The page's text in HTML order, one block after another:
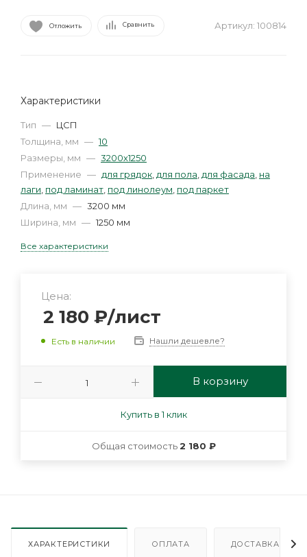
Отложить Сравнить Артикул: 100814
Характеристики
Тип — ЦСП
Толщина, мм — 10
Размеры, мм — 3200х1250
Применение — для грядок для пола для фасада на
лаги под ламинат под линолеум под паркет
Длина, мм — 3200 мм
Ширина, мм — 1250 мм
Все характеристики
Цена:
2 180 ₽/лист
Есть в наличии Нашли дешевле?
В корзину
Купить в 1 клик
Общая стоимость2 180 ₽
ХАРАКТЕРИСТИКИ ОПЛАТА ДОСТАВКА